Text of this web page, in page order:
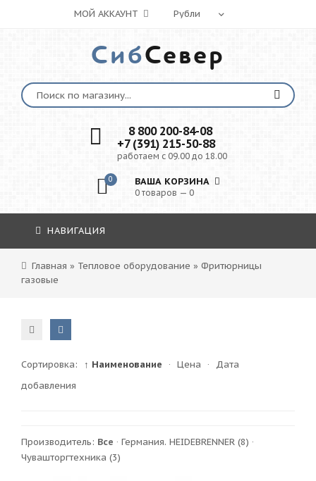
МОЙ АККАУНТ
СибСевер
8 800 200-84-08
+7 (391) 215-50-88
работаем с 09.00 до 18.00
0 ВАША КОРЗИНА
0 товаров — 0
НАВИГАЦИЯ
Главная » Тепловое оборудование » Фритюрницы
газовые
Сортировка: ↑ Наименование · Цена ·
Дата
добавления
Производитель: Все · Германия. HEIDEBRENNER (8) ·
Чувашторгтехника (3)